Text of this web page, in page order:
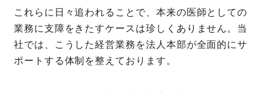
これらに日々追われることで、本来の医師としての
業務に支障をきたすケースは珍しくありません。当
社では、こうした経営業務を法人本部が全面的にサ
ポートする体制を整えております。